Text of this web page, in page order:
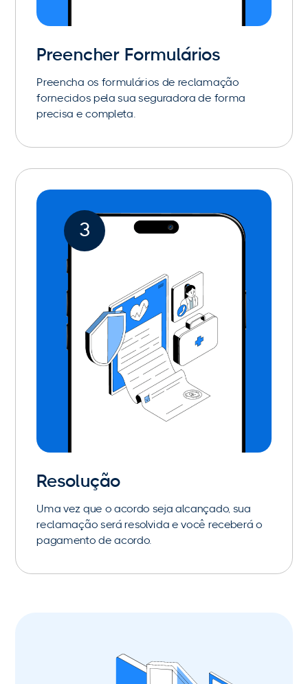
Preencher Formulários
Preencha os formulários de reclamação
fornecidos pela sua seguradora de forma
precisa e completa.
3
Resolução
Uma vez que o acordo seja alcançado, sua
reclamação será resolvida e você receberá o
pagamento de acordo.